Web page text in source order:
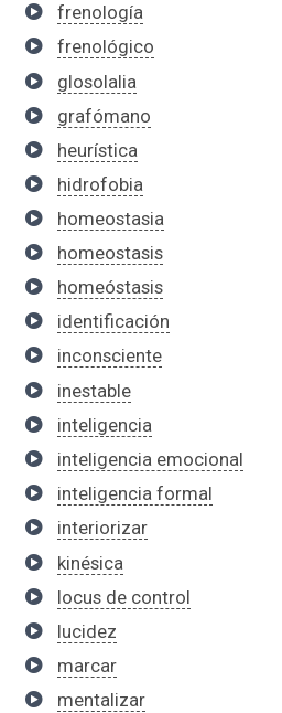
frenología
frenológico
glosolalia
grafómano
heurística
hidrofobia
homeostasia
homeostasis
homeóstasis
identificación
inconsciente
inestable
inteligencia
inteligencia emocional
inteligencia formal
interiorizar
kinésica
locus de control
lucidez
marcar
mentalizar